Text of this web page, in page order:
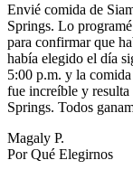
Envié comida de
Springs. Lo
para confirmar que
había elegido el día
5:00 p.m. y la
fue increíble y resulta
Springs. Todos
Magaly P.
Por Qué Elegirnos